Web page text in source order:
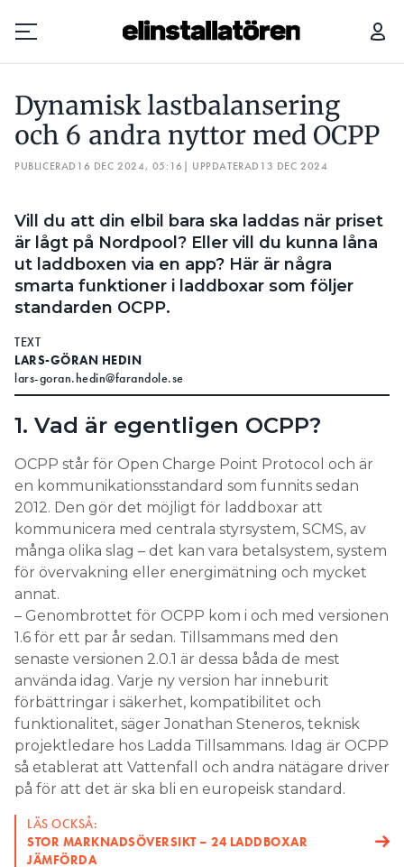
Prenumerera
Hantera prenumeration
Lediga jobb
Annonsera
Läs E-tidningen
Om tidningen
Kontakt
Personuppgifter
Search for:
SEARCH
Dynamisk lastbalansering
och 6 andra nyttor med OCPP
PUBLICERAD 16 DEC 2024, 05:16 | UPPDATERAD 13 DEC 2024
Vill du att din elbil bara ska laddas när priset
är lågt på Nordpool? Eller vill du kunna låna
ut laddboxen via en app? Här är några
smarta funktioner i laddboxar som följer
standarden OCPP.
TEXT
LARS-GÖRAN HEDIN
lars-goran.hedin@farandole.se
1. Vad är egentligen OCPP?
OCPP står för Open Charge Point Protocol och är
en kommunikationsstandard som funnits sedan
2012. Den gör det möjligt för laddboxar att
kommunicera med centrala styrsystem, SCMS, av
många olika slag – det kan vara betalsystem, system
för övervakning eller energimätning och mycket
annat.
– Genombrottet för OCPP kom i och med versionen
1.6 för ett par år sedan. Tillsammans med den
senaste versionen 2.0.1 är dessa båda de mest
använda idag. Varje ny version har inneburit
förbättringar i säkerhet, kompatibilitet och
funktionalitet, säger Jonathan Steneros, teknisk
projektledare hos Ladda Tillsammans. Idag är OCPP
så etablerat att Vattenfall och andra nätägare driver
på för att det är ska bli en europeisk standard.
LÄS OCKSÅ:
STOR MARKNADSÖVERSIKT – 24 LADDBOXAR
JÄMFÖRDA